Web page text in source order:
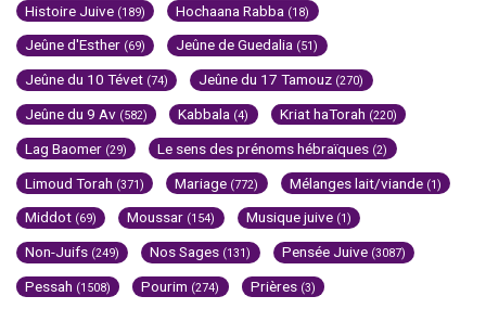
Histoire Juive (189) Hochaana Rabba (18)
Jeûne d'Esther (69) Jeûne de Guedalia (51)
Jeûne du 10 Tévet (74) Jeûne du 17 Tamouz (270)
Jeûne du 9 Av (582) Kabbala (4) Kriat haTorah (220)
Lag Baomer (29) Le sens des prénoms hébraïques (2)
Limoud Torah (371) Mariage (772) Mélanges lait/viande (1)
Middot (69) Moussar (154) Musique juive (1)
Non-Juifs (249) Nos Sages (131) Pensée Juive (3087)
Pessah (1508) Pourim (274) Prières (3)